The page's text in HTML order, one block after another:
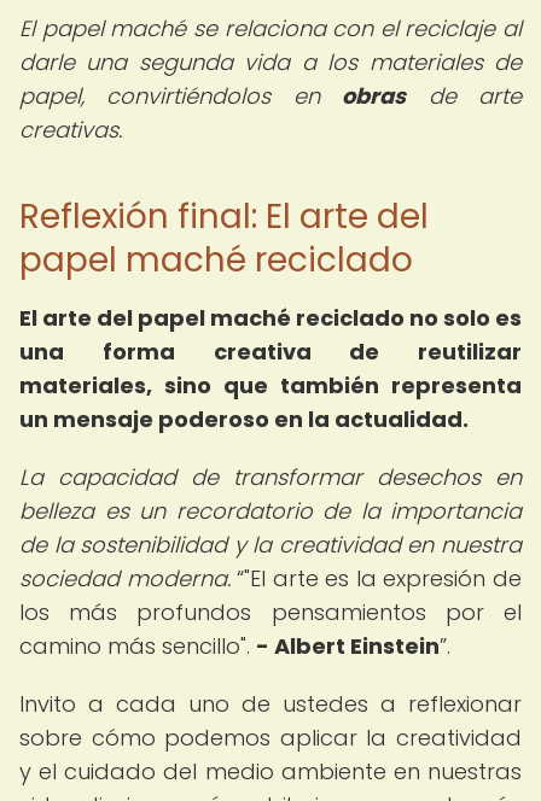
El papel maché se relaciona con el reciclaje al
darle una segunda vida a los materiales de
papel, convirtiéndolos en obrasde arte
creativas.
Reflexión final: El arte del
papel maché reciclado
El arte del papel maché reciclado no solo es
una forma creativa de reutilizar
materiales, sino que también representa
un mensaje poderoso en la actualidad.
La capacidad de transformar desechos en
belleza es un recordatorio de la importancia
de la sostenibilidad y la creatividad en nuestra
sociedad moderna. "El arte es la expresión de
los más profundos pensamientos por el
camino más sencillo". - Albert Einstein .
Invito a cada uno de ustedes a reflexionar
sobre cómo podemos aplicar la creatividad
y el cuidado del medio ambiente en nuestras